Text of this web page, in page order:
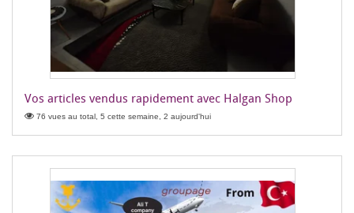
Vos articles vendus rapidement avec Halgan Shop
76 vues au total, 5 cette semaine, 2 aujourd'hui